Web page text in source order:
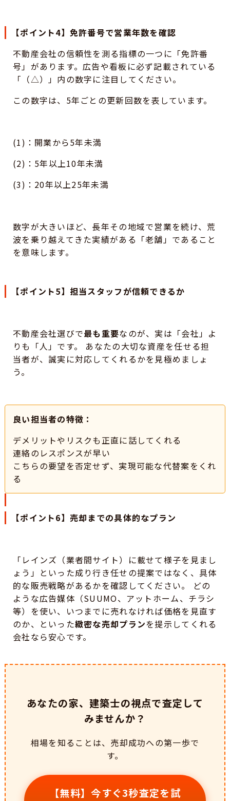
【ポイント4】免許番号で営業年数を確認
不動産会社の信頼性を測る指標の一つに「免許番
号」があります。広告や看板に必ず記載されている
「（△）」内の数字に注目してください。
この数字は、5年ごとの更新回数を表しています。
(1)：開業から5年未満
(2)：5年以上10年未満
(3)：20年以上25年未満
数字が大きいほど、長年その地域で営業を続け、荒
波を乗り越えてきた実績がある「老舗」であること
を意味します。
【ポイント5】担当スタッフが信頼できるか
不動産会社選びで最も重要なのが、実は「会社」よ
りも「人」です。 あなたの大切な資産を任せる担
当者が、誠実に対応してくれるかを見極めましょ
う。
良い担当者の特徴：
デメリットやリスクも正直に話してくれる
連絡のレスポンスが早い
こちらの要望を否定せず、実現可能な代替案をくれ
る
【ポイント6】売却までの具体的なプラン
「レインズ（業者間サイト）に載せて様子を見まし
ょう」といった成り行き任せの提案ではなく、具体
的な販売戦略があるかを確認してください。 どの
ような広告媒体（SUUMO、アットホーム、チラシ
等）を使い、いつまでに売れなければ価格を見直す
のか、といった緻密な売却プランを提示してくれる
会社なら安心です。
あなたの家、建築士の視点で査定して
みませんか？
相場を知ることは、売却成功への第一歩で
す。
【無料】今すぐ3秒査定を試